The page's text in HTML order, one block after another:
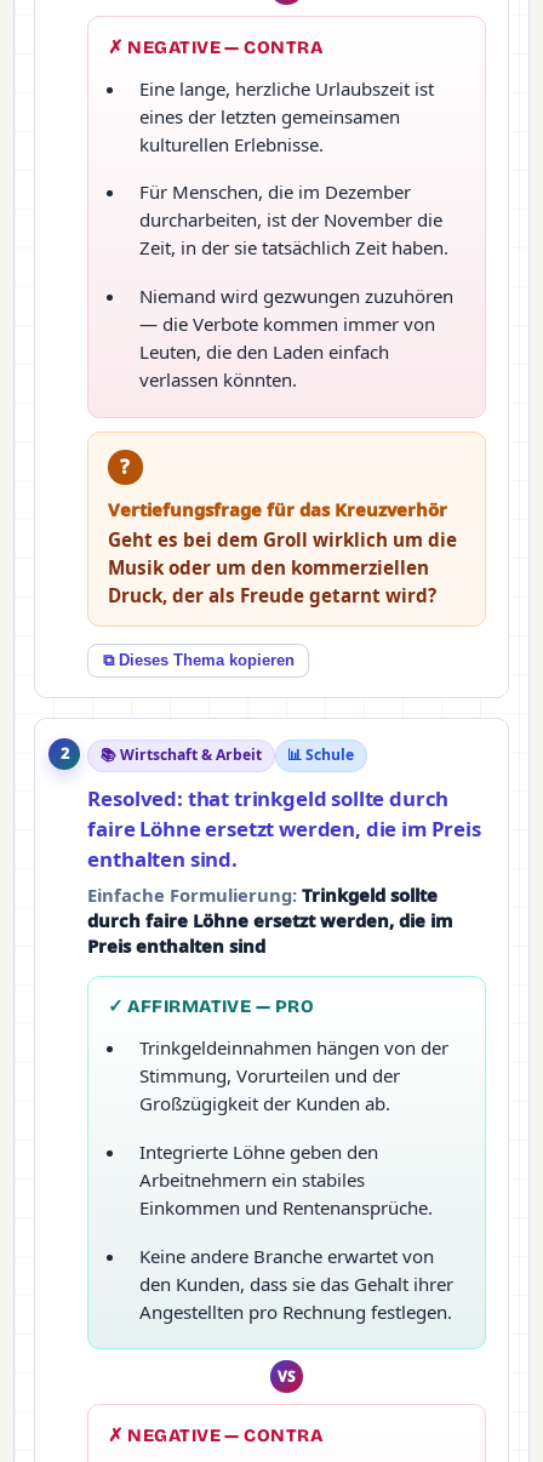
✗ NEGATIVE — CONTRA
Eine lange, herzliche Urlaubszeit ist
eines der letzten gemeinsamen
kulturellen Erlebnisse.
Für Menschen, die im Dezember
durcharbeiten, ist der November die
Zeit, in der sie tatsächlich Zeit haben.
Niemand wird gezwungen zuzuhören
— die Verbote kommen immer von
Leuten, die den Laden einfach
verlassen könnten.
?
Vertiefungsfrage für das Kreuzverhör
Geht es bei dem Groll wirklich um die
Musik oder um den kommerziellen
Druck, der als Freude getarnt wird?
⧉ Dieses Thema kopieren
2 📚 Wirtschaft & Arbeit 📊 Schule
Resolved: that trinkgeld sollte durch
faire Löhne ersetzt werden, die im Preis
enthalten sind.
Einfache Formulierung:Trinkgeld sollte
durch faire Löhne ersetzt werden, die im
Preis enthalten sind
✓ AFFIRMATIVE — PRO
Trinkgeldeinnahmen hängen von der
Stimmung, Vorurteilen und der
Großzügigkeit der Kunden ab.
Integrierte Löhne geben den
Arbeitnehmern ein stabiles
Einkommen und Rentenansprüche.
Keine andere Branche erwartet von
den Kunden, dass sie das Gehalt ihrer
Angestellten pro Rechnung festlegen.
VS
✗ NEGATIVE — CONTRA